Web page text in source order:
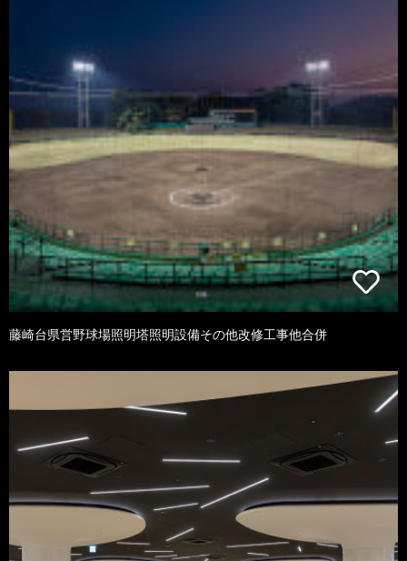
藤崎台県営野球場照明塔照明設備その他改修工事他合併